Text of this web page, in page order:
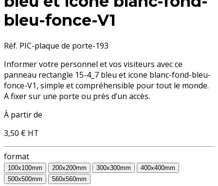
bleu-fonce-V1
Réf. PIC-plaque de porte-193
Informer votre personnel et vos visiteurs avec ce
panneau rectangle 15-4_7 bleu et icone blanc-fond-bleu-
fonce-V1, simple et compréhensible pour tout le monde.
A fixer sur une porte ou près d’un accès.
À partir de
3,50 € HT
format
100x100mm 200x200mm 300x300mm
400x400mm
500x500mm
560x560mm